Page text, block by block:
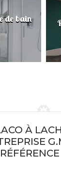
de bain
À